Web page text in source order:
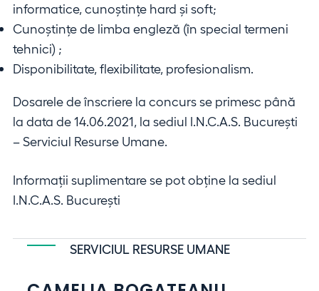
informatice, cunoştinţe hard şi soft;
Cunoştinţe de limba engleză (în special termeni
tehnici) ;
Disponibilitate, flexibilitate, profesionalism.
Dosarele de înscriere la concurs se primesc până
la data de 14.06.2021, la sediul I.N.C.A.S. Bucureşti
– Serviciul Resurse Umane.
Informații suplimentare se pot obține la sediul
I.N.C.A.S. Bucureşti
SERVICIUL RESURSE UMANE